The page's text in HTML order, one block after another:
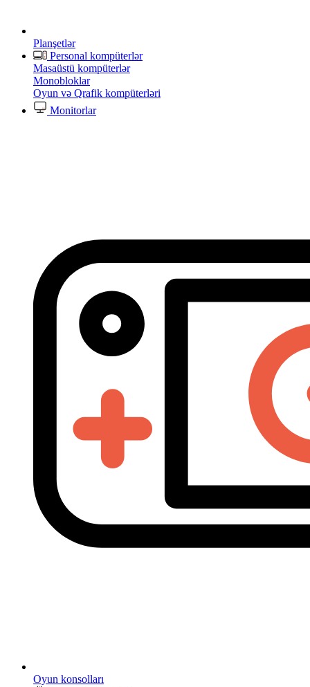
Planşetlər
Personal kompüterlər
Masaüstü kompüterlər
Monobloklar
Oyun və Qrafik kompüterləri
Monitorlar
Oyun konsolları